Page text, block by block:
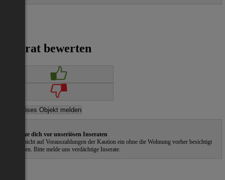
Inserat bewerten
Schütze dich vor unseriösen Inseraten
Gehe nicht auf Vorauszahlungen der Kaution ein ohne die Wohnung vorher besichtigt
zu haben. Bitte melde uns verdächtige Inserate.